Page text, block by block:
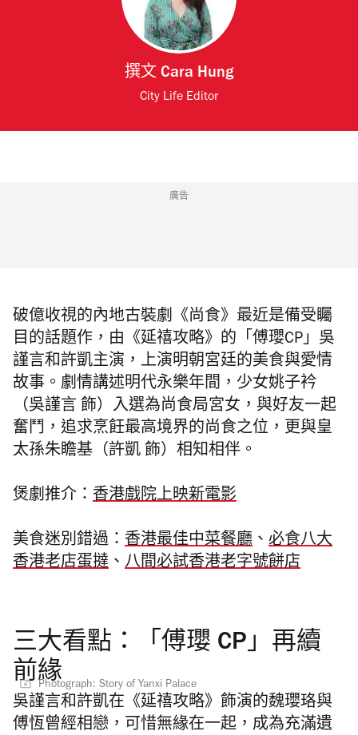
撰文 Cara Hung
City Life Editor
廣告
破億收視的內地古裝劇《尚食》最近是備受矚
目的話題作，由《延禧攻略》的「傅瓔CP」吳
謹言和許凱主演，上演明朝宮廷的美食與愛情
故事。劇情講述明代永樂年間，少女姚子衿
（吳謹言 飾）入選為尚食局宮女，與好友一起
奮鬥，追求烹飪最高境界的尚食之位，更與皇
太孫朱瞻基（許凱 飾）相知相伴。
煲劇推介： 香港戲院上映新電影
美食迷別錯過： 香港最佳中菜餐廳 、 必食八大
香港老店蛋撻 、 八間必試香港老字號餅店
三大看點：「傅瓔 CP」再續
前緣Photograph: Story of Yanxi Palace
吳謹言和許凱在《延禧攻略》飾演的魏瓔珞與
傅恆曾經相戀，可惜無緣在一起，成為充滿遺